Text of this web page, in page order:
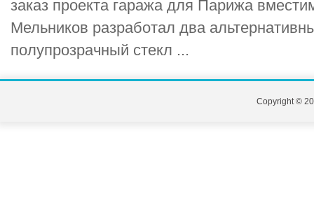
заказ проекта гаража для Парижа
Мельников разработал два
полупрозрачный стекл ...
Copyright ©